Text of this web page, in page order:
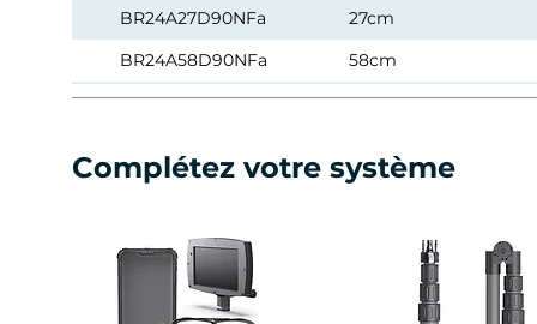
BR24A27D90NFa
27cm
BR24A58D90NFa
58cm
BR24A35S60NFa
35cm
Complétez votre système